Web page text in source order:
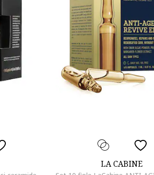
LA CABINE